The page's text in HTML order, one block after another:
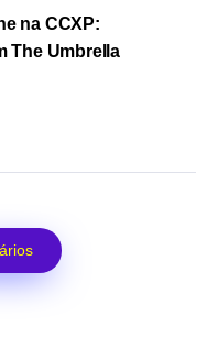
na CCXP:
The Umbrella